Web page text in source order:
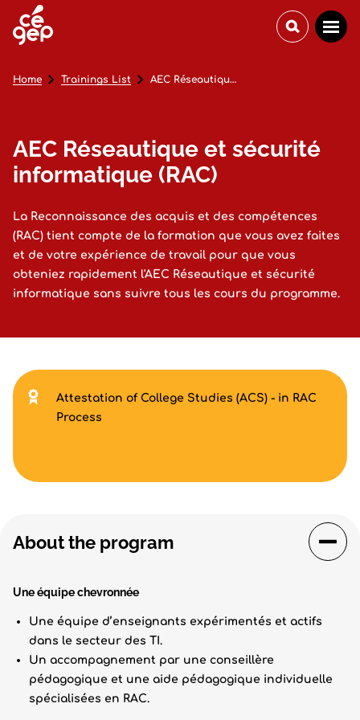
AEC Réseautique et sécurité
informatique (RAC)
La Reconnaissance des acquis et des compétences
(RAC) tient compte de la formation que vous avez faites
et de votre expérience de travail pour que vous
obteniez rapidement l'AEC Réseautique et sécurité
informatique sans suivre tous les cours du programme.
Home Trainings List AEC Réseautique et sécurité informatique (RAC)
About the program
Une équipe chevronnée
Une équipe d’enseignants expérimentés et actifs
dans le secteur des TI.
Un accompagnement par une conseillère
pédagogique et une aide pédagogique individuelle
spécialisées en RAC.
Attestation of College Studies (ACS) - in RAC
Process